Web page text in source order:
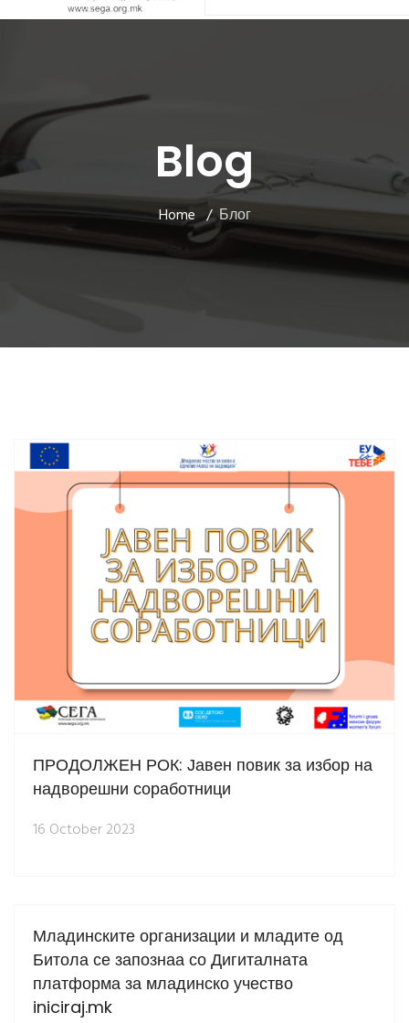
Blog
Home Блог
ПРОДОЛЖЕН РОК: Јавен повик за избор на
надворешни соработници
16 October 2023
Младинските организации и младите од
Битола се запознаа со Дигиталната
платформа за младинско учество
iniciraj.mk